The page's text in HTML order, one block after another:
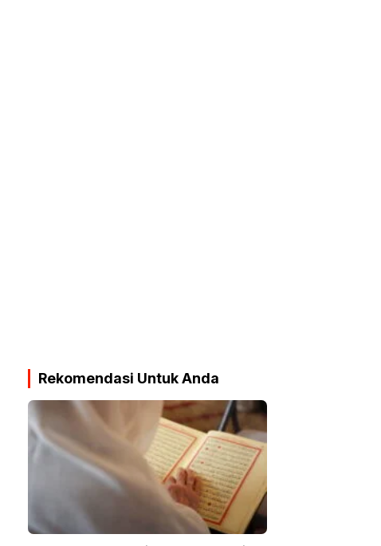
Rekomendasi Untuk Anda